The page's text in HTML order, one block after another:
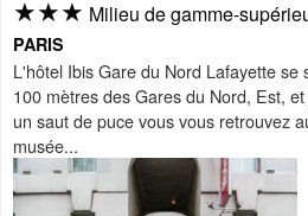
★★★ Milieu de gamme-
PARIS
L'hôtel Ibis Gare du Nord Lafayette se
100 mètres des Gares du Nord, Est,
un saut de puce vous vous retrouvez
musée...